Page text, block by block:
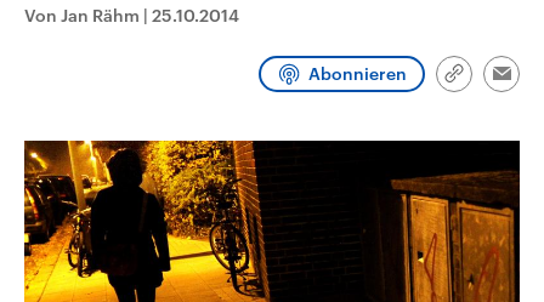
Wahl.
Von Jan Rähm | 25.10.2014
Abonnieren
Link